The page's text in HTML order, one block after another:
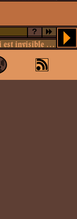
?
«Nous sommes la part du Monde qui est invisible à Dieu»